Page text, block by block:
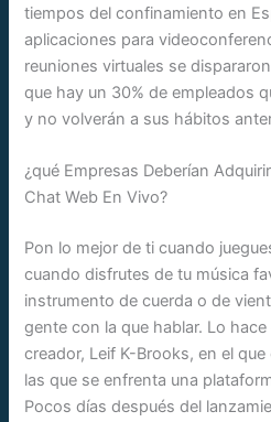
tiempos del confinamiento en
aplicaciones para
reuniones virtuales se
que hay un 30% de empleados
y no volverán a sus hábitos
¿qué Empresas Deberían
Chat Web En Vivo?
Pon lo mejor de ti cuando
cuando disfrutes de tu música
instrumento de cuerda o de
gente con la que hablar. Lo
creador, Leif K-Brooks, en el
las que se enfrenta una
Pocos días después del